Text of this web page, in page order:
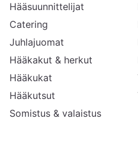
Hääsuunnittelijat
Catering
Juhlajuomat
Hääkakut & herkut
Hääkukat
Hääkutsut
Somistus & valaistus